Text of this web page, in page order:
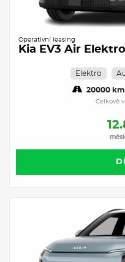
Operativní leasing
Kia EV3 Air
Elektro
20000
Celkově